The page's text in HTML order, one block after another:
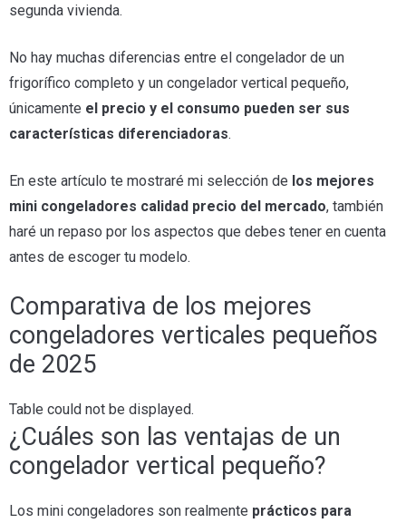
segunda vivienda.
No hay muchas diferencias entre el congelador de un
frigorífico completo y un congelador vertical pequeño,
únicamente el precio y el consumo pueden ser sus
características diferenciadoras.
En este artículo te mostraré mi selección de los mejores
mini congeladores calidad precio del mercado, también
haré un repaso por los aspectos que debes tener en cuenta
antes de escoger tu modelo.
Comparativa de los mejores
congeladores verticales pequeños
de 2025
Table could not be displayed.
¿Cuáles son las ventajas de un
congelador vertical pequeño?
Los mini congeladores son realmente prácticos para